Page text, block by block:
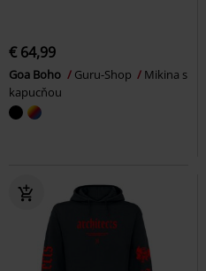
€ 64,99
Goa Boho Guru-Shop
Mikina s
kapucňou